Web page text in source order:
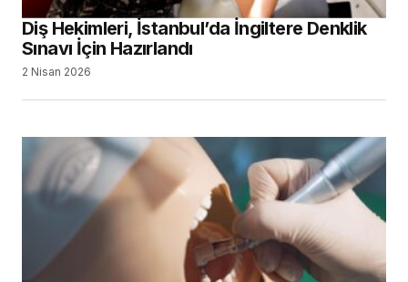
Diş Hekimleri, İstanbul’da İngiltere Denklik
Sınavı İçin Hazırlandı
2 Nisan 2026